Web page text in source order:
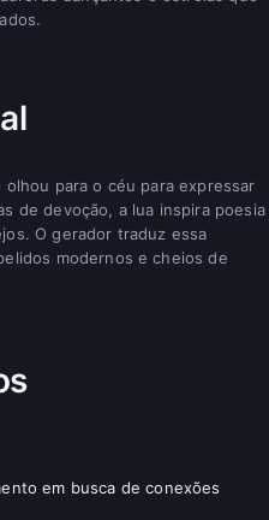
para o céu para expressar
de devoção, a lua inspira poesia
O gerador traduz essa
modernos e cheios de
em busca de conexões